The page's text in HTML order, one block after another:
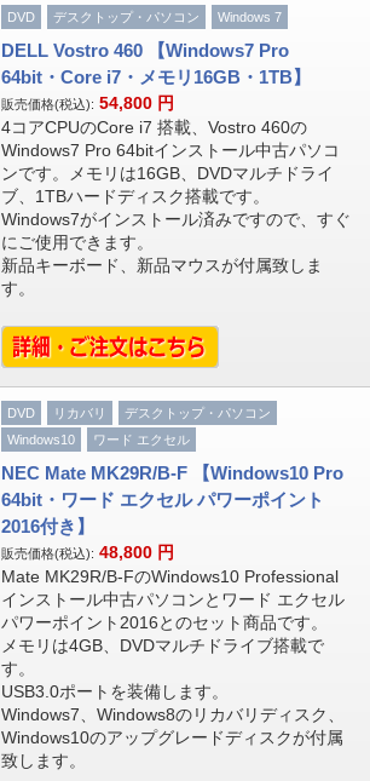
DVD デスクトップ・パソコン Windows 7
DELL Vostro 460 【Windows7 Pro
64bit・Core i7・メモリ16GB・1TB】
販売価格(税込): 54,800 円
4コアCPUのCore i7 搭載、Vostro 460の
Windows7 Pro 64bitインストール中古パソコ
ンです。メモリは16GB、DVDマルチドライ
ブ、1TBハードディスク搭載です。
Windows7がインストール済みですので、すぐ
にご使用できます。
新品キーボード、新品マウスが付属致しま
す。
DVD リカバリ
デスクトップ・パソコン
Windows10
ワード エクセル
NEC Mate MK29R/B-F 【Windows10 Pro
64bit・ワード エクセル パワーポイント
2016付き】
販売価格(税込): 48,800 円
Mate MK29R/B-FのWindows10 Professional
インストール中古パソコンとワード エクセル
パワーポイント2016とのセット商品です。
メモリは4GB、DVDマルチドライブ搭載で
す。
USB3.0ポートを装備します。
Windows7、Windows8のリカバリディスク、
Windows10のアップグレードディスクが付属
致します。